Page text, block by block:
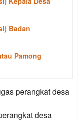
Badan
Pamong
perangkat desa
desa